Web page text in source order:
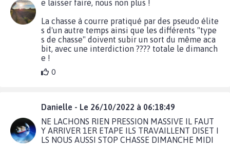
e laisser faire, nous non plus !
La chasse à courre pratiqué par des pseudo élite
s d'un autre temps ainsi que les différents "type
s de chasse" doivent subir un sort du même aca
bit, avec une interdiction ???? totale le dimanch
e !
0
Danielle - Le 26/10/2022 à 06:18:49
NE LACHONS RIEN PRESSION MASSIVE IL FAUT
Y ARRIVER 1ER ETAPE ILS TRAVAILLENT DISET I
LS NOUS AUSSI STOP CHASSE DIMANCHE MIDI